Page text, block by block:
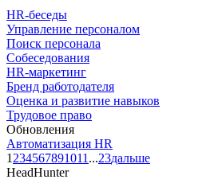
HR-беседы
Управление персоналом
Поиск персонала
Собеседования
HR-маркетинг
Бренд работодателя
Оценка и развитие навыков
Трудовое право
Обновления
Автоматизация HR
1 234567891011 ...23дальше
HeadHunter